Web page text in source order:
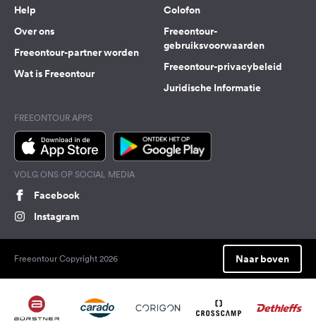
Help
Over ons
Freeontour-partner worden
Wat is Freeontour
Colofon
Freeontour-
gebruiksvoorwaarden
Freeontour-privacybeleid
Juridische Informatie
FREEONTOUR APPS
VOLG ONS OP SOCIAL MEDIA
Facebook
Instagram
Freeontour Copyright 2026 Naar boven